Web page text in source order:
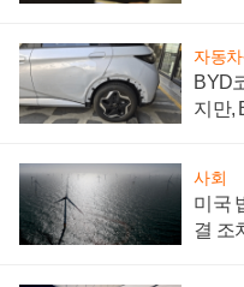
자동차
BYD
지만,
사회
미국
결 조